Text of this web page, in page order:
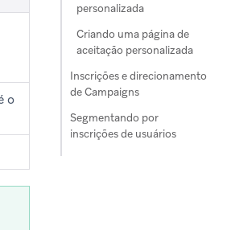
o
personalizada
Criando uma página de
aceitação personalizada
Inscrições e direcionamento
de Campaigns
Segmentando por
inscrições de usuários